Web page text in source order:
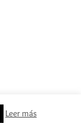
Leer más